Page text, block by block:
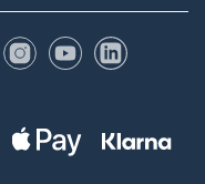
Instagram
YouTubeLinkedIn